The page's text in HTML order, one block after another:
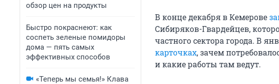
обзор цен на продукты
Быстро покраснеют: как
соспеть зеленые помидоры
дома — пять самых
эффективных способов
«Теперь мы семья!» Клава
В конце декабря в Кемерове
Сибиряков-Гвардейцев,
частного сектора города. В
карточках, зачем
и какие работы там ведут.